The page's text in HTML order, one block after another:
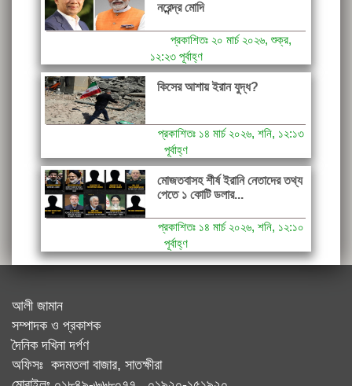
নরেন্দ্র মোদি
প্রকাশিতঃ ২০ মার্চ ২০২৬, শুক্র,
১২:২৩ পূর্বাহ্ণ
কিসের আশায় ইরান যুদ্ধ?
প্রকাশিতঃ ১৪ মার্চ ২০২৬, শনি, ১২:১৩
পূর্বাহ্ণ
মোজতবাসহ শীর্ষ ইরানি নেতাদের তথ্য
পেতে ১ কোটি ডলার...
প্রকাশিতঃ ১৪ মার্চ ২০২৬, শনি, ১২:১০
পূর্বাহ্ণ
আলী জামান
সম্পাদক ও প্রকাশক
দৈনিক দখিনা দর্পণ
অফিসঃ কদমতলা বাজার, সাতক্ষীরা